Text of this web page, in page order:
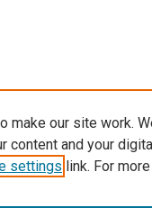
make our site work.
content and your
settings link. For